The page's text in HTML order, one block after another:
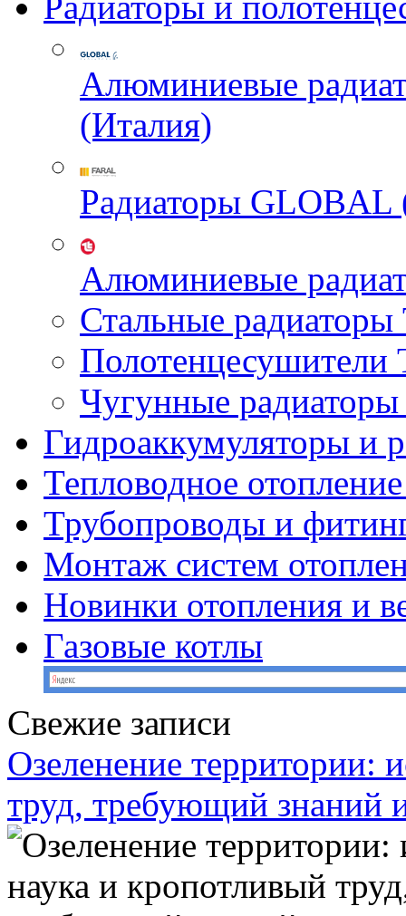
Алюминиевые
(Италия)
Радиаторы GLOBAL
Алюминиевые
Стальные
Чугунные
Гидроаккумуляторы и
Тепловодное
Трубопроводы и
Монтаж систем
Новинки отопления и
Газовые котлы
Свежие записи
Озеленение территории:
труд, требующий знаний